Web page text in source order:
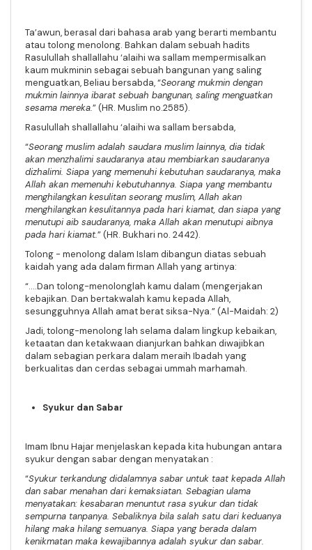
Ta’awun, berasal dari bahasa arab yang berarti membantu
atau tolong menolong. Bahkan dalam sebuah hadits
Rasulullah shallallahu ‘alaihi wa sallam mempermisalkan
kaum mukminin sebagai sebuah bangunan yang saling
menguatkan, Beliau bersabda, “Seorang mukmin dengan
mukmin lainnya ibarat sebuah bangunan, saling menguatkan
sesama mereka.” (HR. Muslim no.2585).
Rasulullah shallallahu ‘alaihi wa sallam bersabda,
“Seorang muslim adalah saudara muslim lainnya, dia tidak
akan menzhalimi saudaranya atau membiarkan saudaranya
dizhalimi. Siapa yang memenuhi kebutuhan saudaranya, maka
Allah akan memenuhi kebutuhannya. Siapa yang membantu
menghilangkan kesulitan seorang muslim, Allah akan
menghilangkan kesulitannya pada hari kiamat, dan siapa yang
menutupi aib saudaranya, maka Allah akan menutupi aibnya
pada hari kiamat.” (HR. Bukhari no. 2442).
Tolong - menolong dalam Islam dibangun diatas sebuah
kaidah yang ada dalam firman Allah yang artinya:
“....Dan tolong-menolonglah kamu dalam (mengerjakan
kebajikan. Dan bertakwalah kamu kepada Allah,
sesungguhnya Allah amat berat siksa-Nya.” (Al-Maidah: 2)
Jadi, tolong-menolong lah selama dalam lingkup kebaikan,
ketaatan dan ketakwaan dianjurkan bahkan diwajibkan
dalam sebagian perkara dalam meraih Ibadah yang
berkualitas dan cerdas sebagai ummah marhamah.
Syukur dan Sabar
Imam Ibnu Hajar menjelaskan kepada kita hubungan antara
syukur dengan sabar dengan menyatakan :
“Syukur terkandung didalamnya sabar untuk taat kepada Allah
dan sabar menahan dari kemaksiatan. Sebagian ulama
menyatakan: kesabaran menuntut rasa syukur dan tidak
sempurna tanpanya. Sebaliknya bila salah satu dari keduanya
hilang maka hilang semuanya. Siapa yang berada dalam
kenikmatan maka kewajibannya adalah syukur dan sabar.